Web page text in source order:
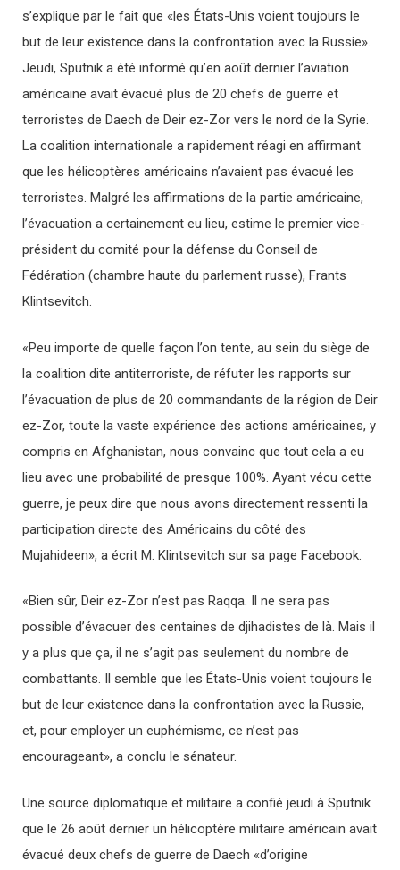
s’explique par le fait que «les États-Unis voient toujours le
but de leur existence dans la confrontation avec la Russie».
Jeudi, Sputnik a été informé qu’en août dernier l’aviation
américaine avait évacué plus de 20 chefs de guerre et
terroristes de Daech de Deir ez-Zor vers le nord de la Syrie.
La coalition internationale a rapidement réagi en affirmant
que les hélicoptères américains n’avaient pas évacué les
terroristes. Malgré les affirmations de la partie américaine,
l’évacuation a certainement eu lieu, estime le premier vice-
président du comité pour la défense du Conseil de
Fédération (chambre haute du parlement russe), Frants
Klintsevitch.
«Peu importe de quelle façon l’on tente, au sein du siège de
la coalition dite antiterroriste, de réfuter les rapports sur
l’évacuation de plus de 20 commandants de la région de Deir
ez-Zor, toute la vaste expérience des actions américaines, y
compris en Afghanistan, nous convainc que tout cela a eu
lieu avec une probabilité de presque 100%. Ayant vécu cette
guerre, je peux dire que nous avons directement ressenti la
participation directe des Américains du côté des
Mujahideen», a écrit M. Klintsevitch sur sa page Facebook.
«Bien sûr, Deir ez-Zor n’est pas Raqqa. Il ne sera pas
possible d’évacuer des centaines de djihadistes de là. Mais il
y a plus que ça, il ne s’agit pas seulement du nombre de
combattants. Il semble que les États-Unis voient toujours le
but de leur existence dans la confrontation avec la Russie,
et, pour employer un euphémisme, ce n’est pas
encourageant», a conclu le sénateur.
Une source diplomatique et militaire a confié jeudi à Sputnik
que le 26 août dernier un hélicoptère militaire américain avait
évacué deux chefs de guerre de Daech «d’origine